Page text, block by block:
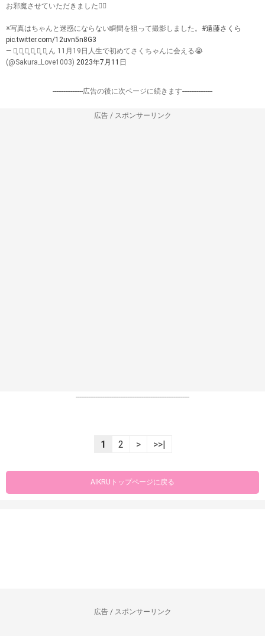
お邪魔させていただきました🙇‍♀️
※写真はちゃんと迷惑にならない瞬間を狙って撮影しました。 #遠藤さくら
pic.twitter.com/12uvn5n8G3
— 遠͙ 藤͙ が͙ ぶ͙ ㄘ͙ ゃ͙ ん 11月19日人生で初めてさくちゃんに会える😭
(@Sakura_Love1003) 2023年7月11日
-----------------広告の後に次ページに続きます-----------------
広告 / スポンサーリンク
----------------------------------------------------------------
1 2 > >>|
AIKRUトップページに戻る
広告 / スポンサーリンク